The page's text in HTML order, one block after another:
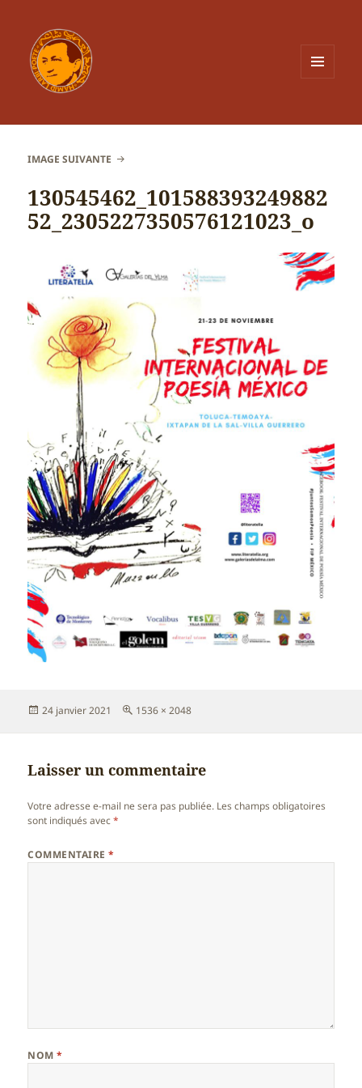
IMAGE SUIVANTE
130545462_101588393249882
52_2305227350576121023_o
Publié
24 janvier 2021
Taille
1536 × 2048
Laisser un commentaire
Votre adresse e-mail ne sera pas publiée. Les champs obligatoires
sont indiqués avec*
COMMENTAIRE*
NOM*